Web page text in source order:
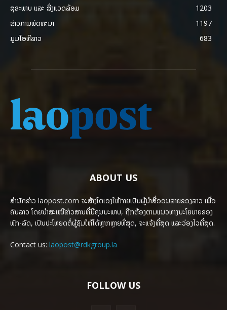
ສຸຂະພາບ ແລະ ສີ່ງແວດລ້ອມ
1203
ຂ່າວການພັດທະນາ
1197
ມູມໄອທີລາວ
683
ABOUT US
ສຳນັກຂ່າວ laopost.com ຈະສ້າງໂຕເອງໃຫ້ກາຍເປັນຜູ້ນຳສື່ອອນລາຍຂອງລາວ ເພື່ອ
ຄົນລາວ ໂດຍນຳສະເໜີຂ່າວສານທີ່ມີຄຸນນະພາບ, ຖືກຕ້ອງຕາມແນວທາງນະໂຍບາຍຂອງ
ພັກ-ລັດ, ເປັນປະໂຫຍດຕໍ່ຜູ້ຊົມໃຫ້ໄດ້ຫຼາກຫຼາຍທີ່ສຸດ, ຈະແຈ້ງທີ່ສຸດ ແລະວ່ອງໄວທີ່ສຸດ.
Contact us: laopost@rdkgroup.la
FOLLOW US